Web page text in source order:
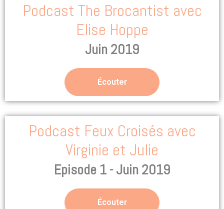
Podcast The Brocantist avec
Elise Hoppe
Juin 2019
Écouter
Podcast Feux Croisés avec
Virginie et Julie
Episode 1 - Juin 2019
Écouter